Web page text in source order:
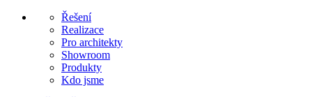
Řešení
Realizace
Pro architekty
Showroom
Produkty
Kdo jsme